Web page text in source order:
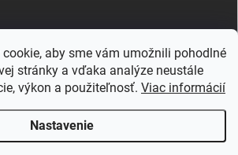
aby sme vám umožnili pohodlné
stránky a vďaka analýze neustále
výkon a použiteľnosť. Viac informácií
Nastavenie